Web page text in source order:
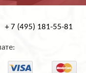
+ 7 (495) 181-55-81